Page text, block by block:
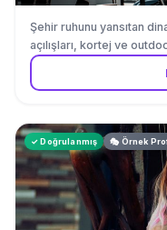
Şehir ruhunu yansıtan
açılışları, kortej ve
davulcu kiralama.
✓ Doğrulanmış 🎭 Örnek